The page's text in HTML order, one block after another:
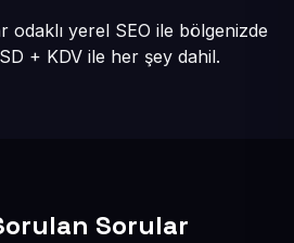
odaklı yerel SEO ile bölgenizde
+ KDV ile her şey dahil.
Sorular